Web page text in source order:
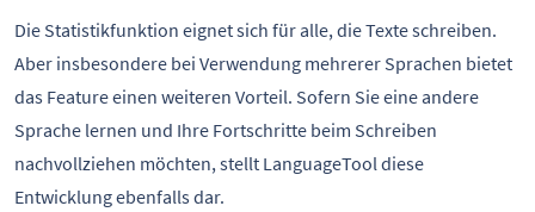
Die Statistikfunktion eignet sich für alle, die Texte schreiben.
Aber insbesondere bei Verwendung mehrerer Sprachen bietet
das Feature einen weiteren Vorteil. Sofern Sie eine andere
Sprache lernen und Ihre Fortschritte beim Schreiben
nachvollziehen möchten, stellt LanguageTool diese
Entwicklung ebenfalls dar.